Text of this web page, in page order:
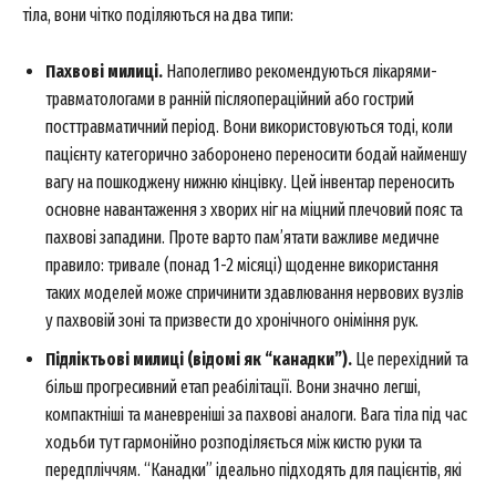
News Week
Magazine PRO
тіла, вони чітко поділяються на два типи:
Пахвові милиці. Наполегливо рекомендуються лікарями-
травматологами в ранній післяопераційний або гострий
посттравматичний період. Вони використовуються тоді, коли
пацієнту категорично заборонено переносити бодай найменшу
вагу на пошкоджену нижню кінцівку. Цей інвентар переносить
основне навантаження з хворих ніг на міцний плечовий пояс та
пахвові западини. Проте варто пам’ятати важливе медичне
правило: тривале (понад 1-2 місяці) щоденне використання
таких моделей може спричинити здавлювання нервових вузлів
у пахвовій зоні та призвести до хронічного оніміння рук.
Підліктьові милиці (відомі як “канадки”). Це перехідний та
більш прогресивний етап реабілітації. Вони значно легші,
компактніші та маневреніші за пахвові аналоги. Вага тіла під час
ходьби тут гармонійно розподіляється між кистю руки та
передпліччям. “Канадки” ідеально підходять для пацієнтів, які